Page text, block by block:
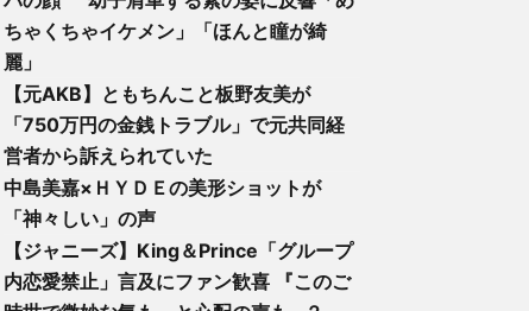
ちゃくちゃイケメン」「ほんと瞳が綺
麗」
【元AKB】ともちんこと板野友美が
「750万円の金銭トラブル」で元共同経
営者から訴えられていた
中島美嘉×ＨＹＤＥの美形ショットが
「神々しい」の声
【ジャニーズ】King＆Prince「グループ
内恋愛禁止」言及にファン歓喜 『このご